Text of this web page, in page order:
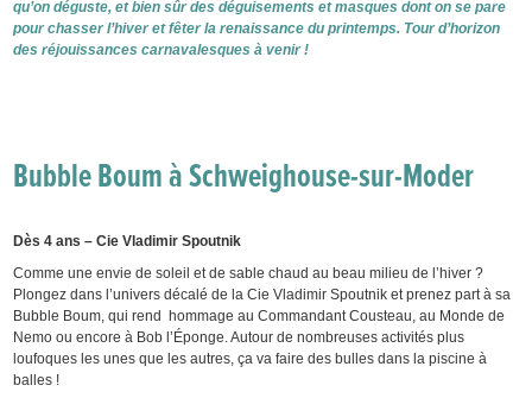
qu’on déguste, et bien sûr des déguisements et masques dont on se pare
pour chasser l’hiver et fêter la renaissance du printemps. Tour d’horizon
des réjouissances carnavalesques à venir !
Bubble Boum à Schweighouse-sur-Moder
Dès 4 ans – Cie Vladimir Spoutnik
Comme une envie de soleil et de sable chaud au beau milieu de l’hiver ?
Plongez dans l’univers décalé de la Cie Vladimir Spoutnik et prenez part à sa
Bubble Boum, qui rend hommage au Commandant Cousteau, au Monde de
Nemo ou encore à Bob l’Éponge. Autour de nombreuses activités plus
loufoques les unes que les autres, ça va faire des bulles dans la piscine à
balles !